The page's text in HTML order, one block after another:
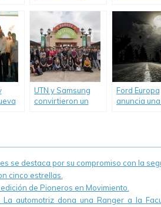
inicio de las
vacaciones de
invierno en
Argentina
hasta el 16
agosto
UTN y Samsung
convirtieron un
Ford Europa
anuncia
se destaca por su compromiso con la
cinco estrellas.
de Pioneros en Movimiento.
La automotriz dona una Ranger a la